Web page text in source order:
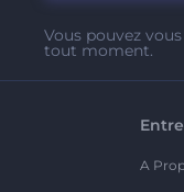
Vous pouvez
tout moment.
A